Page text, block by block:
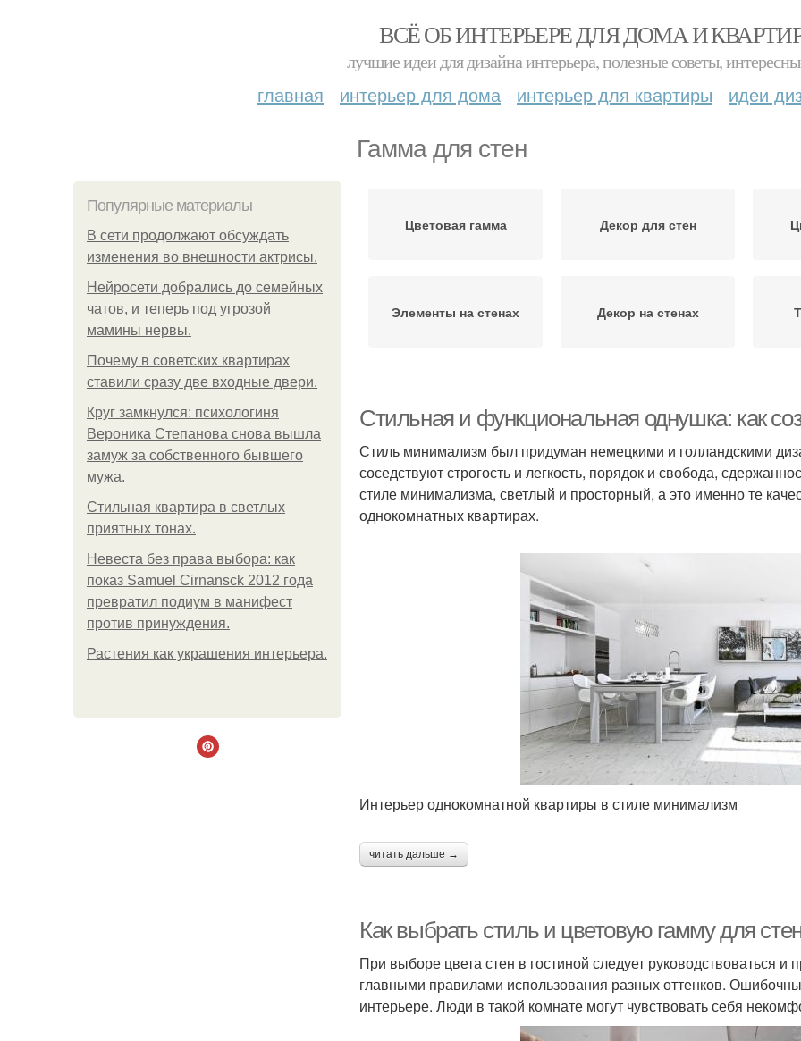
ВСЁ ОБ ИНТЕРЬЕРЕ ДЛЯ ДОМА И
лучшие идеи для дизайна интерьера, полезные советы,
главная интерьер для дома интерьер для квартиры идеи
Гамма для стен
Популярные материалы
В сети продолжают обсуждать
изменения во внешности актрисы.
Нейросети добрались до семейных
чатов, и теперь под угрозой
мамины нервы.
Почему в советских квартирах
ставили сразу две входные двери.
Круг замкнулся: психологиня
Вероника Степанова снова вышла
замуж за собственного бывшего
мужа.
Стильная квартира в светлых
приятных тонах.
Невеста без права выбора: как
показ Samuel Cirnansck 2012 года
превратил подиум в манифест
против принуждения.
Растения как украшения интерьера.
Цветовая гамма Декор для стен
Элементы на стенах Декор на стенах
Акцентные стены Стен в прихожей
Стильная и функциональная однушка: как
Стиль минимализм был придуман немецкими и голландскими
соседствуют строгость и легкость, порядок и свобода,
стиле минимализма, светлый и просторный, а это именно те
однокомнатных квартирах.
Интерьер однокомнатной квартиры в стиле минимализм
читать дальше →
Как выбрать стиль и цветовую гамму для
При выборе цвета стен в гостиной следует руководствоваться
главными правилами использования разных оттенков.
интерьере. Люди в такой комнате могут чувствовать себя